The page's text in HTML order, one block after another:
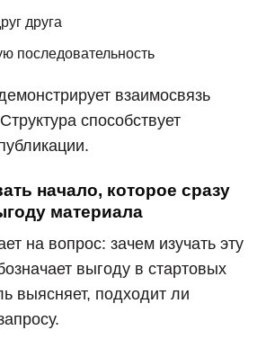
друга
последовательность
взаимосвязь
способствует
начало, которое сразу
материала
на вопрос: зачем изучать эту
выгоду в стартовых
выясняет, подходит ли